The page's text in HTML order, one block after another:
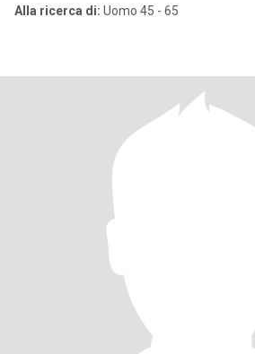
Alla ricerca di: Uomo 45 - 65